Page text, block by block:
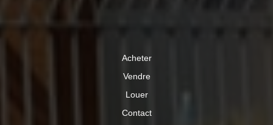
Acheter
Vendre
Louer
Contact